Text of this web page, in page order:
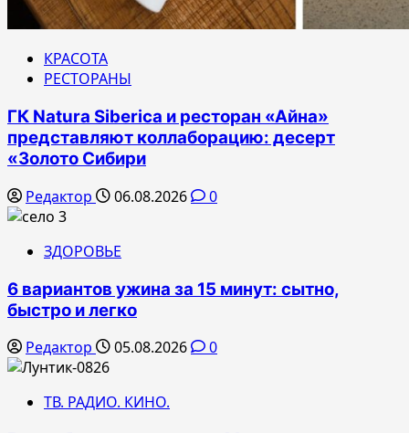
КРАСОТА
РЕСТОРАНЫ
ГК Natura Siberica и ресторан «Айна»
представляют коллаборацию: десерт
«Золото Сибири
Редактор 06.08.2026 0
ЗДОРОВЬЕ
6 вариантов ужина за 15 минут: сытно,
быстро и легко
Редактор 05.08.2026 0
ТВ. РАДИО. КИНО.